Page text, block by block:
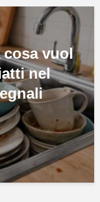
vuol
nel